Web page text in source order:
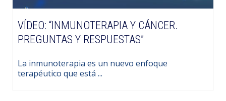
VÍDEO: “INMUNOTERAPIA Y CÁNCER.
PREGUNTAS Y RESPUESTAS”
La inmunoterapia es un nuevo enfoque
terapéutico que está ...